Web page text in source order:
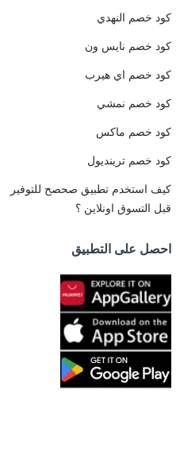
كود خصم النهدي
كود خصم نايس ون
كود خصم اي هيرب
كود خصم نمشي
كود خصم ماكس
كود خصم ترينديول
كيف استخدم تطبيق صحصح للتوفير
قبل التسوق اونلاين ؟
احصل على التطبيق